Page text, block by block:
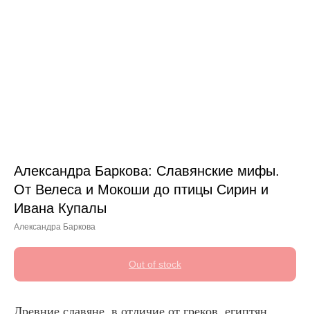
Александра Баркова: Славянские мифы.
От Велеса и Мокоши до птицы Сирин и
Ивана Купалы
Александра Баркова
Out of stock
Древние славяне, в отличие от греков, египтян,